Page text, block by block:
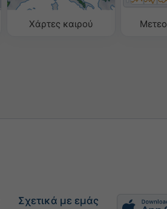
Χάρτες καιρού
Σχετικά με εμάς